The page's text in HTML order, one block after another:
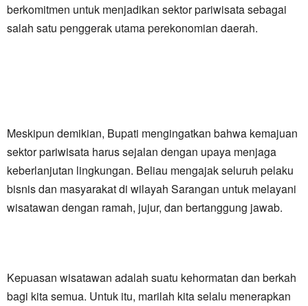
berkomitmen untuk menjadikan sektor pariwisata sebagai
salah satu penggerak utama perekonomian daerah.
Meskipun demikian, Bupati mengingatkan bahwa kemajuan
sektor pariwisata harus sejalan dengan upaya menjaga
keberlanjutan lingkungan. Beliau mengajak seluruh pelaku
bisnis dan masyarakat di wilayah Sarangan untuk melayani
wisatawan dengan ramah, jujur, dan bertanggung jawab.
Kepuasan wisatawan adalah suatu kehormatan dan berkah
bagi kita semua. Untuk itu, marilah kita selalu menerapkan